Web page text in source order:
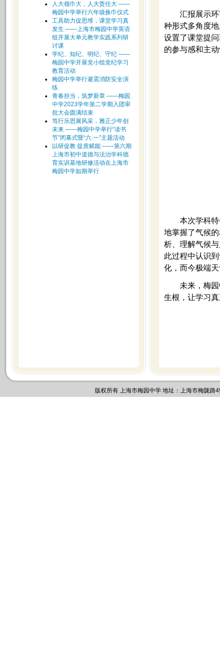
人大领巾大，人大责任大 ——
梅园中学举行六年级换巾仪式
工具助力促思维，课堂学习真
发生 ——上海市梅园中学英语
组开展大单元教学实践系列研
讨课
学纪、知纪、明纪、守纪 ——
梅园中学开展党小组党纪学习
教育活动
梅园中学举行避震消防安全演
练
青春担当，筑梦新章 ——梅园
中学2023学年第二学期入团审
批大会圆满结束
笃行乐思展风采，雅正少年创
未来 ——梅园中学举行“读书
节”闭幕式暨“六·一”主题活动
以研促教 提质赋能 ——第六期
上海市初中道德与法治学科德
育实训基地研修活动在上海市
梅园中学如期举行
汇报展示
种形式多角度
设置了课堂提
的参与感和主
本次学科
地掌握了气候
析、理解气候
此过程中认识
化，而今极端
未来，梅
生根，让学习
版权所有 上海市梅园中学 地址：上海市梅陇